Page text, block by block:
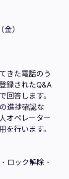
）
きた電話のう
録されたQ&A
回答します。
進捗確認な
オペレーター
を行います。
ロック解除・